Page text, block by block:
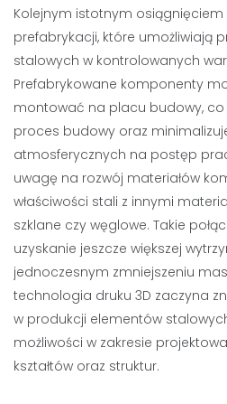
Kolejnym istotnym
prefabrykacji, które umożliwiają
stalowych w kontrolowanych
Prefabrykowane komponenty
montować na placu budowy, co
proces budowy oraz
atmosferycznych na postęp
uwagę na rozwój materiałów
właściwości stali z innymi
szklane czy węglowe. Takie
uzyskanie jeszcze większej
jednoczesnym zmniejszeniu
technologia druku 3D zaczyna
w produkcji elementów
możliwości w zakresie
kształtów oraz struktur.